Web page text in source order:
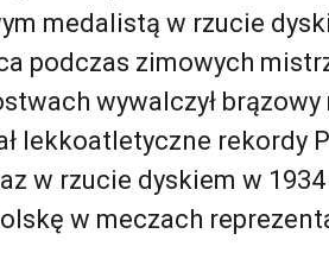
medalistą w rzucie
podczas zimowych
wywalczył brązowy
lekkoatletyczne rekordy
w rzucie dyskiem w 1934
w meczach